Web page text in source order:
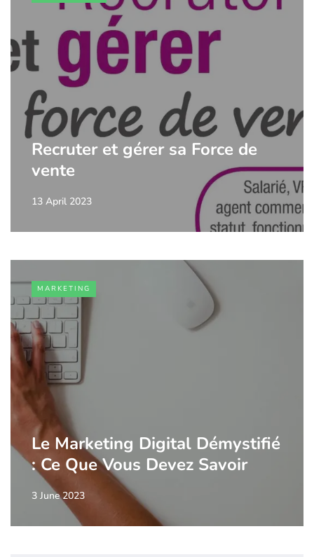
Recruter et gérer sa Force de
vente
13 April 2023
MARKETING
Le Marketing Digital Démystifié
: Ce Que Vous Devez Savoir
3 June 2023